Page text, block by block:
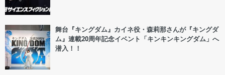
舞台『キングダム』カイネ役・森莉那さんが『キングダ
ム』連載20周年記念イベント「キンキンキングダム」へ
潜入！！